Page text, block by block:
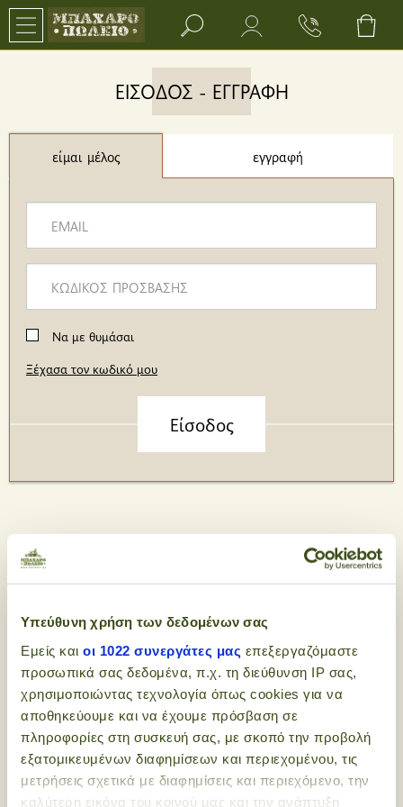
Υπεύθυνη χρήση των δεδομένων σας
Εμείς και οι 1022 συνεργάτες μας επεξεργαζόμαστε
προσωπικά σας δεδομένα, π.χ. τη διεύθυνση IP σας,
χρησιμοποιώντας τεχνολογία όπως cookies για να
αποθηκεύουμε και να έχουμε πρόσβαση σε
πληροφορίες στη συσκευή σας, με σκοπό την προβολή
εξατομικευμένων διαφημίσεων και περιεχομένου, τις
μετρήσεις σχετικά με διαφημίσεις και περιεχόμενο, την
καλύτερη εικόνα του κοινού μας και την ανάπτυξη
Search bar input field
ΕΙΣΟΔΟΣ - ΕΓΓΡΑΦΗ
είμαι μέλος εγγραφή
Να με θυμάσαι
Ξέχασα τον κωδικό μου
Εγγραφείτε στο
newsletter μας - είναι
υγιεινό και "πικάντικο"!
Newsletter email input field